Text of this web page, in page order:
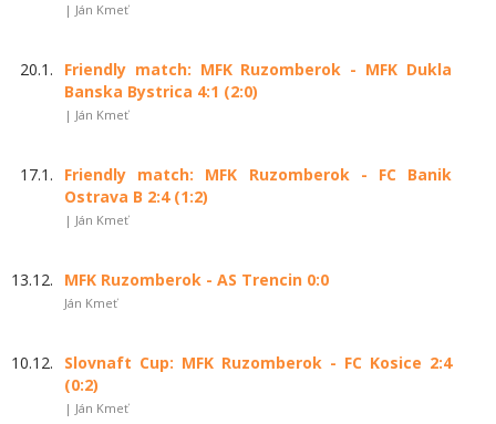
| Ján Kmeť
20.1.
Friendly match: MFK Ruzomberok - MFK Dukla
Banska Bystrica 4:1 (2:0)
| Ján Kmeť
17.1.
Friendly match: MFK Ruzomberok - FC Banik
Ostrava B 2:4 (1:2)
| Ján Kmeť
13.12. MFK Ruzomberok - AS Trencin 0:0
Ján Kmeť
10.12.
Slovnaft Cup: MFK Ruzomberok - FC Kosice 2:4
(0:2)
| Ján Kmeť